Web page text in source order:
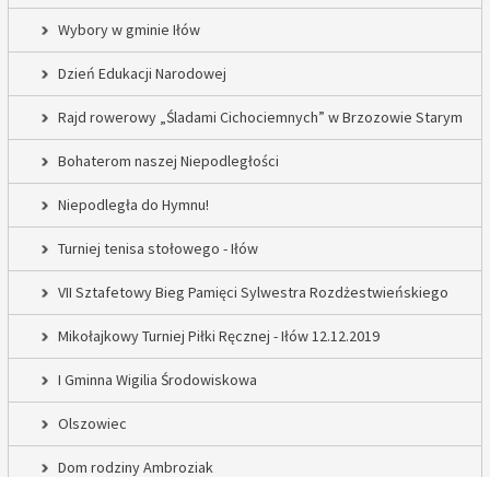
Wybory w gminie Iłów
Dzień Edukacji Narodowej
Rajd rowerowy „Śladami Cichociemnych” w Brzozowie Starym
Bohaterom naszej Niepodległości
Niepodległa do Hymnu!
Turniej tenisa stołowego - Iłów
VII Sztafetowy Bieg Pamięci Sylwestra Rozdżestwieńskiego
Mikołajkowy Turniej Piłki Ręcznej - Iłów 12.12.2019
I Gminna Wigilia Środowiskowa
Olszowiec
Dom rodziny Ambroziak